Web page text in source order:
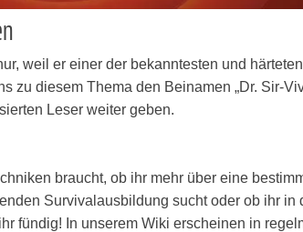
weil er einer der bekanntesten und
zu diesem Thema den Beinamen „Dr. Sir-
Leser weiter geben.
braucht, ob ihr mehr über eine
Survivalausbildung sucht oder ob ihr
fündig! In unserem Wiki erscheinen in